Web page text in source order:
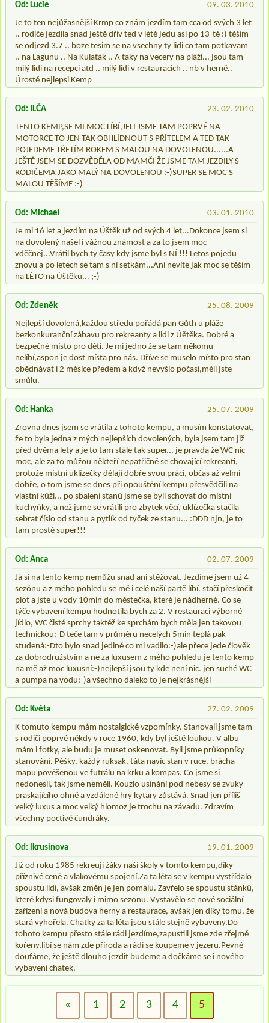
09. 03. 2010
Od: Lucie
Je to ten nejůžasnější Krmp co znám jezdím tam cca od svých 3 let
.. rodiče jezdila snad ještě dřív ted v létě jedu asi po 13-té :) těším
se odjezd 3.7 .. boze tesim se na vsechny ty lidi co tam potkavam
.. na Lagunu .. Na Kulaták .. A taky na vecery na pláži... jsou tam
milý lidi na recepci atd .. milý lidi v restauracich .. nb v herně..
Úrostě nejlepsi Kemp
23. 02. 2010
Od: ILČA
TENTO KEMP,SE MI MOC LÍBÍ,JELI JSME TAM POPRVÉ NA
MOTORCE TO JEN TAK OBHLÍDNOUT S PŘÍTELEM A TED TAK
POJEDEME TŘETÍM ROKEM S MALOU NA DOVOLENOU......A
JEŠTĚ JSEM SE DOZVĚDĚLA OD MAMČI ŽE JSME TAM JEZDILY S
RODIČEMA JAKO MALÝ NA DOVOLENOU :-)SUPER SE MOC S
MALOU TĚŠÍME :-)
03. 01. 2010
Od: Michael
Je mi 16 let a jezdím na Úštěk už od svých 4 let...Dokonce jsem si
na dovolený našel i vážnou známost a za to jsem moc
vděčnej...Vrátil bych ty časy kdy jsme byl s NÍ !!! Letos pojedu
znovu a po letech se tam s ní setkám...Ani nevíte jak moc se těším
na LÉTO na Úštěku... ;-)
25. 08. 2009
Od: Zdeněk
Nejlepší dovolená,každou středu pořádá pan Gůth u pláže
bezkonkuranční zábavu pro rekreanty a lidi z Úětěka. Dobré a
bezpečné místo pro děti. Je mi jedno že se tam někomu
nelíbí,aspon je dost místa pro nás. Dříve se muselo místo pro stan
obědnávat i 2 měsíce předem a když nevyšlo počasí,měli jste
smůlu.
25. 07. 2009
Od: Hanka
Zrovna dnes jsem se vrátila z tohoto kempu, a musím konstatovat,
že to byla jedna z mých nejlepších dovolených, byla jsem tam již
před dvěma lety a je to tam stále tak super... je pravda že WC nic
moc, ale za to můžou někteří nepatřičně se chovající rekreanti,
protože místní uklízečky dělají dobře svou práci, občas až velmi
dobře, o tom jsme se dnes při opouštění kempu přesvědčili na
vlastní kůži... po sbalení stanů jsme se byli schovat do místní
kuchyňky, a než jsme se vrátili pro zbytek věcí, uklízečka stačila
sebrat číslo od stanu a pytlík od tyček ze stanu... :DDD njn, je to
tam prostě super!!!
02. 07. 2009
Od: Anca
Já si na tento kemp nemůžu snad ani stěžovat. Jezdíme jsem už 4
sezónu a z mého pohledu se mě i celé naší partě líbí. stačí přeskočit
plot a jste u vody 10min do městečka, které je nádherné. Co se
týče vybavení kempu hodnotila bych za 2. V restauraci výborné
jídlo, WC čisté sprchy taktéž ke sprchám bych měla jen takovou
technickou:-D teče tam v průměru necelých 5min teplá pak
studená:-Dto bylo snad jediné co mi vadilo:-)ale přece jede člověk
za dobrodružstvím a ne za luxusem z mého pohledu je tento kemp
na mě až moc luxusní:-)nejlepší jsou ty kde není nic. jen suché WC
a pumpa na vodu:-)a všechno daleko to je nejkrásnější
27. 02. 2009
Od: Květa
K tomuto kempu mám nostalgické vzpomínky. Stanovali jsme tam
s rodiči poprvé někdy v roce 1960, kdy byl ještě loukou. V albu
mám i fotky, ale budu je muset oskenovat. Byli jsme průkopníky
stanování. Pěšky, každý ruksak, táta navíc stan v ruce, brácha
mapu pověšenou ve futrálu na krku a kompas. Co jsme si
nedonesli, tak jsme neměli. Kouzlo usínání pod nebesy se zvuky
praskajícího ohně a vzdálené hry kytary zůstává. Snad jen příliš
velký luxus a moc velký hlomoz je trochu na závadu. Zdravím
všechny poctivé čundráky.
19. 01. 2009
Od: lkrusinova
Již od roku 1985 rekreuji žáky naší školy v tomto kempu,díky
příznivé ceně a vlakovému spojení.Za ta léta se v kempu vystřídalo
spoustu lidí, avšak změn je jen pomálu. Zavřelo se spoustu stánků,
které kdysi fungovaly i mimo sezonu. Vystavělo se nové sociální
zařízení a nová budova herny a restaurace, avšak jen díky tomu, že
stará vyhořela. Chatky za ta léta jsou stále stejně vybaveny.Do
tohoto kempu přesto stále rádi jezdíme,zapustili jsme zde zřejmě
kořeny,líbí se nám zde příroda a rádi se koupeme v jezeru.Pevně
doufáme, že ještě dlouho jezdit budeme a dočkáme se i nového
vybavení chatek.
« 1 2 3 4 5